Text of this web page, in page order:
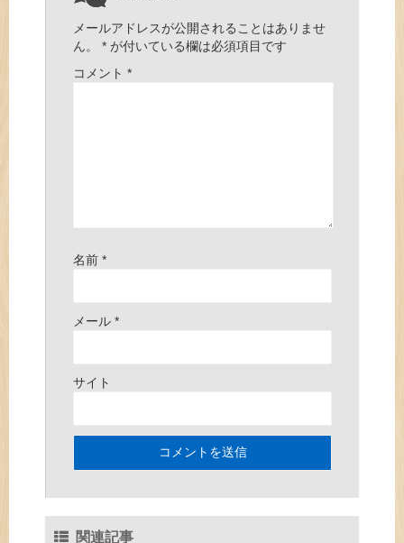
メールアドレスが公開されることはありませ
ん。
* が付いている欄は必須項目です
コメント *
名前 *
メール *
サイト
関連記事